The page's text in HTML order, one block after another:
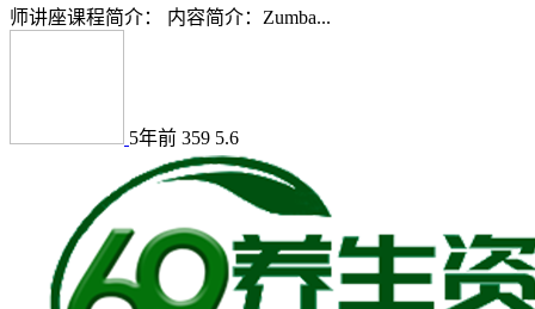
师讲座课程简介： 内容简介：Zumba...
5年前 359 5.6